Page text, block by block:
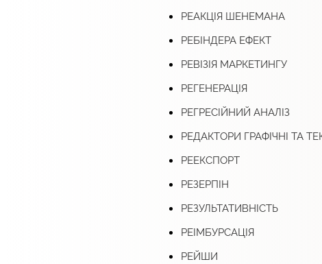
РЕАКЦІЯ ШЕНЕМАНА
РЕБІНДЕРА ЕФЕКТ
РЕВІЗІЯ МАРКЕТИНГУ
РЕГЕНЕРАЦІЯ
РЕГРЕСІЙНИЙ АНАЛІЗ
РЕДАКТОРИ ГРАФІЧНІ ТА
РЕЕКСПОРТ
РЕЗЕРПІН
РЕЗУЛЬТАТИВНІСТЬ
РЕІМБУРСАЦІЯ
РЕЙШИ